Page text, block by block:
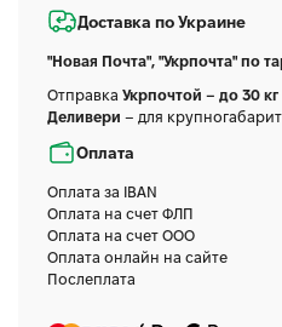
Доставка по Украине
"Новая Почта", "Укрпочта" по
Отправка Укрпочтой – до 30 кг
Деливери – для
Оплата
Оплата за IBAN
Оплата на счет ФЛП
Оплата на счет ООО
Оплата онлайн на сайте
Послеплата